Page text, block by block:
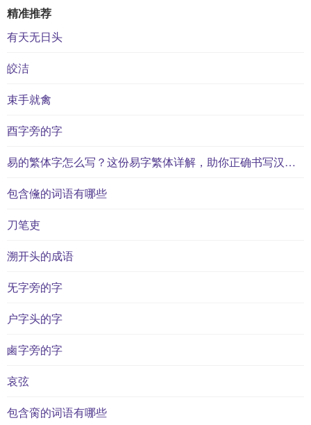
精准推荐
有天无日头
皎洁
束手就禽
酉字旁的字
易的繁体字怎么写？这份易字繁体详解，助你正确书写汉字_汉字繁体学习
包含儵的词语有哪些
刀笔吏
溯开头的成语
旡字旁的字
户字头的字
鹵字旁的字
哀弦
包含脔的词语有哪些